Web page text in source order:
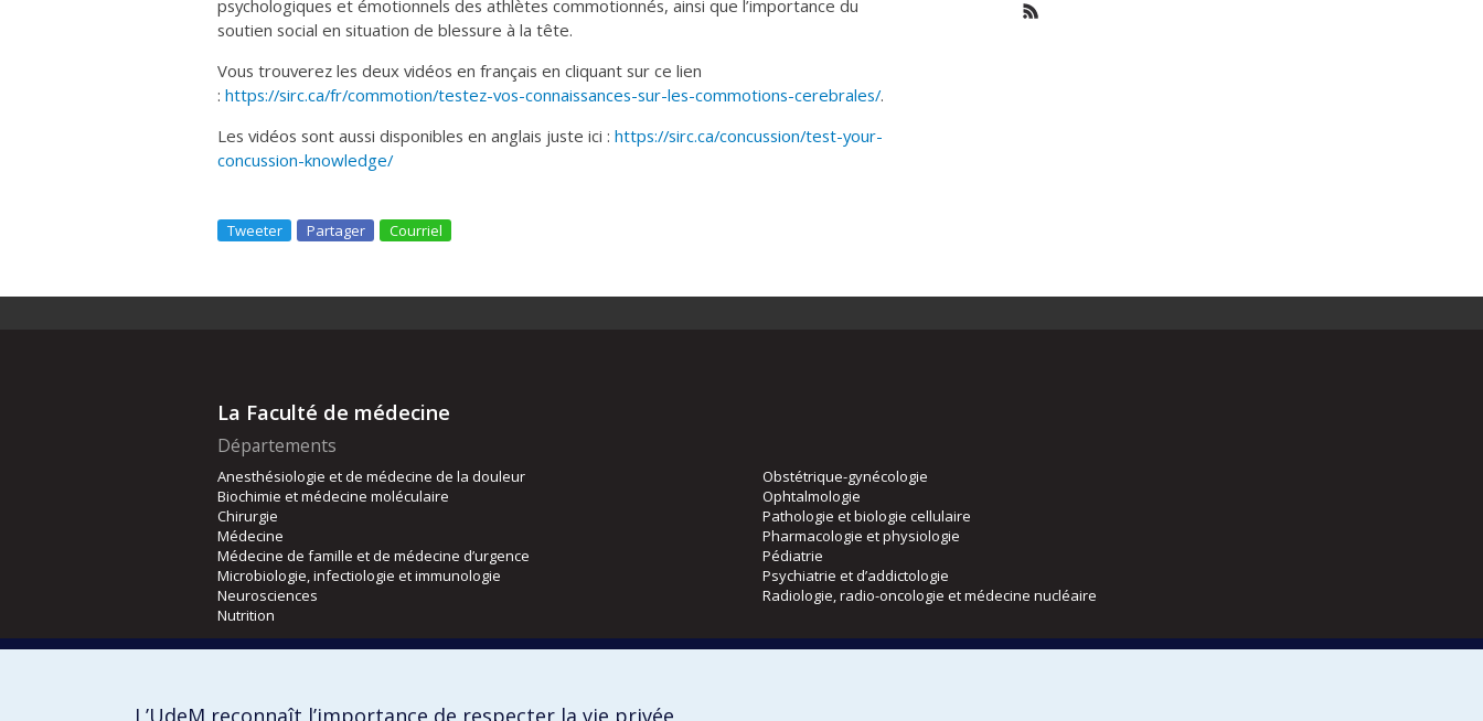
psychologiques et émotionnels des athlètes commotionnés, ainsi que l’importance du
soutien social en situation de blessure à la tête.
Vous trouverez les deux vidéos en français en cliquant sur ce lien
: https://sirc.ca/fr/commotion/testez-vos-connaissances-sur-les-commotions-cerebrales/.
Les vidéos sont aussi disponibles en anglais juste ici : https://sirc.ca/concussion/test-your-
concussion-knowledge/
Tweeter Partager Courriel
La Faculté de médecine
Départements
Anesthésiologie et de médecine de la douleur
Biochimie et médecine moléculaire
Chirurgie
Médecine
Médecine de famille et de médecine d’urgence
Microbiologie, infectiologie et immunologie
Neurosciences
Nutrition
Obstétrique-gynécologie
Ophtalmologie
Pathologie et biologie cellulaire
Pharmacologie et physiologie
Pédiatrie
Psychiatrie et d’addictologie
Radiologie, radio-oncologie et médecine nucléaire
L’UdeM reconnaît l’importance de respecter la vie privée